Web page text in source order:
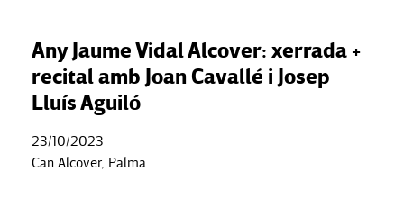
Any Jaume Vidal Alcover: xerrada +
recital amb Joan Cavallé i Josep
Lluís Aguiló
23/10/2023
Can Alcover, Palma